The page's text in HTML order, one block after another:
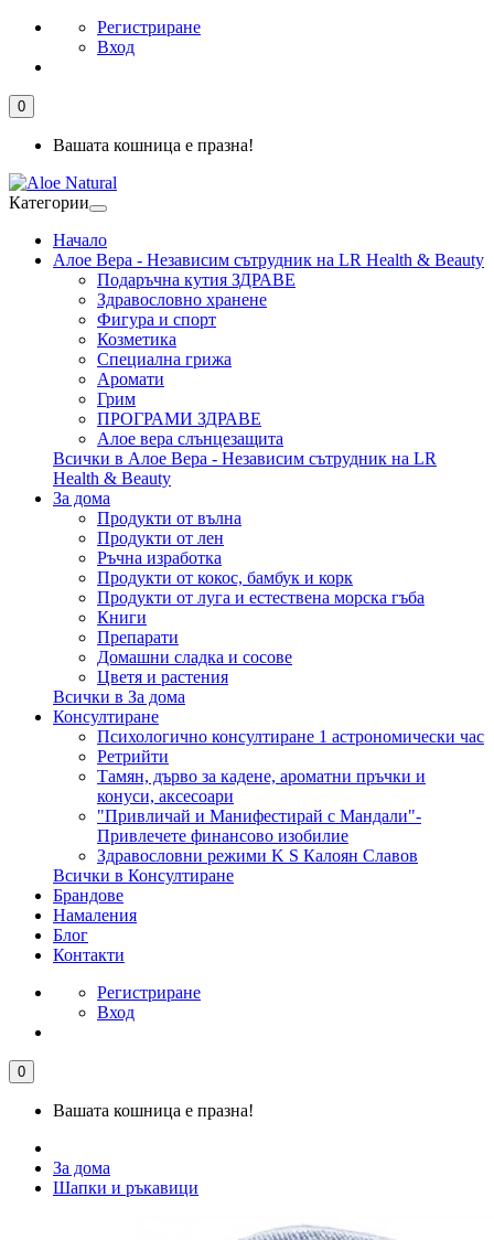
Регистриране
Вход
0
Вашата кошница е празна!
Категории
Начало
Алое Вера - Независим сътрудник на LR Health & Beauty
Подаръчна кутия ЗДРАВЕ
Здравословно хранене
Фигура и спорт
Козметика
Специална грижа
Аромати
Грим
ПРОГРАМИ ЗДРАВЕ
Алое вера слънцезащита
Всички в Алое Вера - Независим сътрудник на LR
Health & Beauty
За дома
Продукти от вълна
Продукти от лен
Ръчна изработка
Продукти от кокос, бамбук и корк
Продукти от луга и естествена морска гъба
Книги
Препарати
Домашни сладка и сосове
Цветя и растения
Всички в За дома
Консултиране
Психологично консултиране 1 астрономически час
Ретрийти
Тамян, дърво за кадене, ароматни пръчки и
конуси, аксесоари
"Привличай и Манифестирай с Мандали"-
Привлечете финансово изобилие
Здравословни режими K S Калоян Славов
Всички в Консултиране
Брандове
Намаления
Блог
Контакти
Регистриране
Вход
0
Вашата кошница е празна!
За дома
Шапки и ръкавици